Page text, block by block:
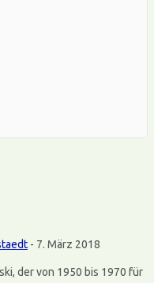
- 7. März 2018
der von 1950 bis 1970 für